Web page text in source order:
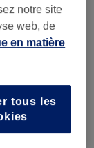
de 49 €
notre site
web, de
en matière
tous les